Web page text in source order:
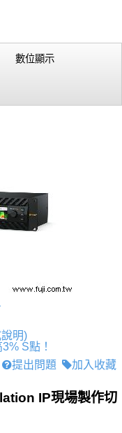
數位顯示
明)
S點！
提出問題 加入收藏
IP現場製作切